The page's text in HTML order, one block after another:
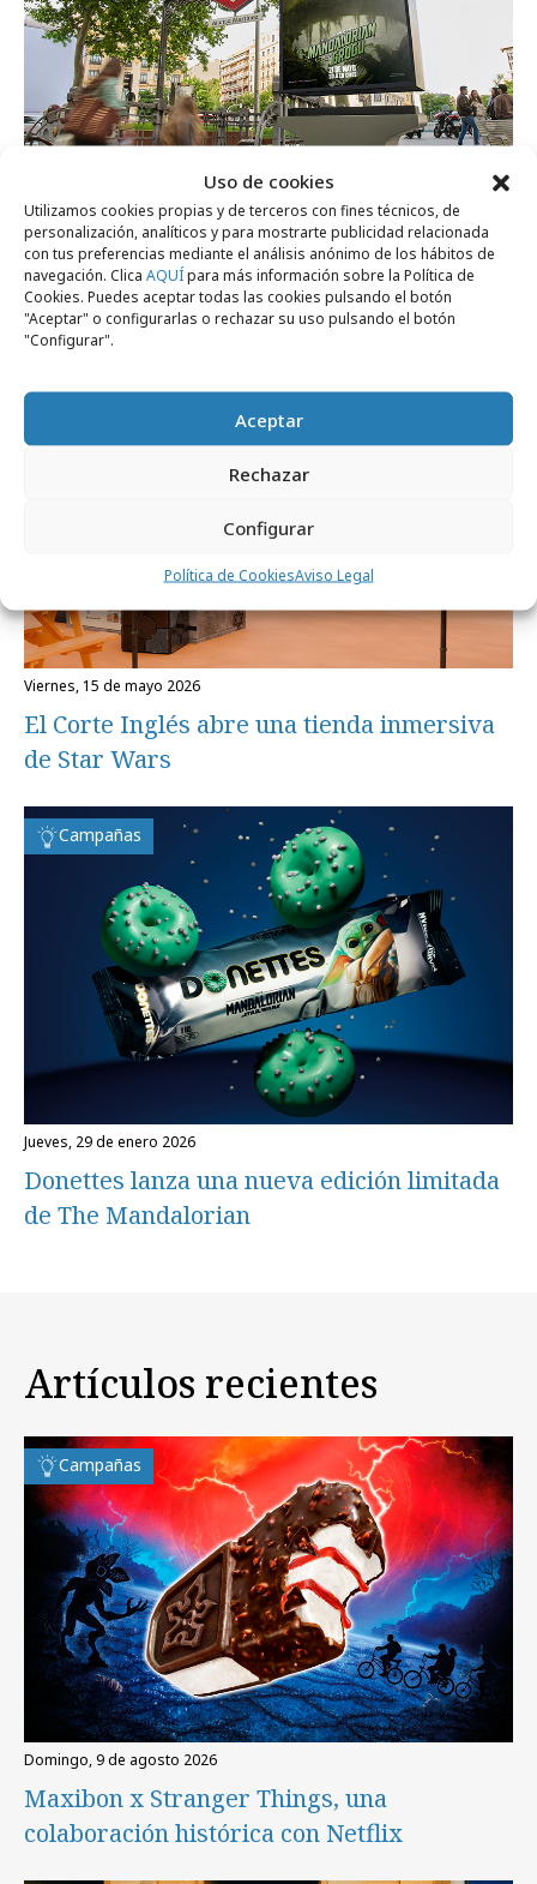
Uso de cookies
Utilizamos cookies propias y de terceros con fines técnicos, de
personalización, analíticos y para mostrarte publicidad relacionada
con tus preferencias mediante el análisis anónimo de los hábitos de
navegación. Clica AQUÍpara más información sobre la Política de
Cookies. Puedes aceptar todas las cookies pulsando el botón
"Aceptar" o configurarlas o rechazar su uso pulsando el botón
"Configurar".
Aceptar
Rechazar
Configurar
Política de CookiesAviso Legal
viernes, 22 de mayo 2026
La Fuerza de Star Wars llega a las calles
de Madrid con un mupi flotante
Campañas
viernes, 15 de mayo 2026
El Corte Inglés abre una tienda inmersiva
de Star Wars
Campañas
jueves, 29 de enero 2026
Donettes lanza una nueva edición limitada
de The Mandalorian
Artículos recientes
Campañas
domingo, 9 de agosto 2026
Maxibon x Stranger Things, una
colaboración histórica con Netflix